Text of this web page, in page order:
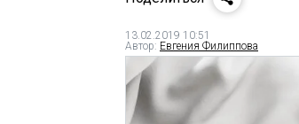
13.02.2019 10:51
Автор: Евгения Филиппова